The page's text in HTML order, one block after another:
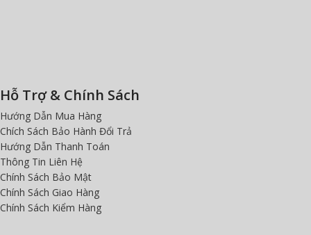
Hỗ Trợ & Chính Sách
Hướng Dẫn Mua Hàng
Chích Sách Bảo Hành Đổi Trả
Hướng Dẫn Thanh Toán
Thông Tin Liên Hệ
Chính Sách Bảo Mật
Chính Sách Giao Hàng
Chính Sách Kiểm Hàng